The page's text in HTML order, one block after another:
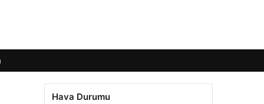
Hava Durumu